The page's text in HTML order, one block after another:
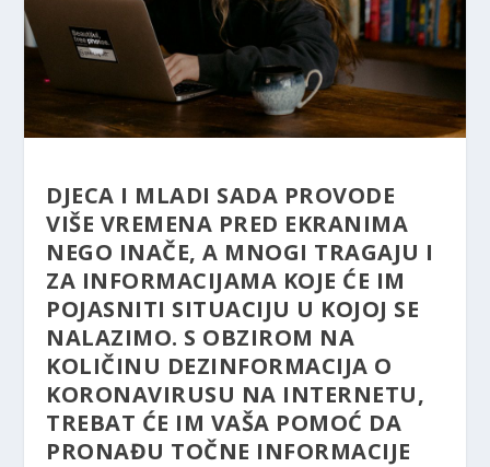
DJECA I MLADI SADA PROVODE
VIŠE VREMENA PRED EKRANIMA
NEGO INAČE, A MNOGI TRAGAJU I
ZA INFORMACIJAMA KOJE ĆE IM
POJASNITI SITUACIJU U KOJOJ SE
NALAZIMO. S OBZIROM NA
KOLIČINU DEZINFORMACIJA O
KORONAVIRUSU NA INTERNETU,
TREBAT ĆE IM VAŠA POMOĆ DA
PRONAĐU TOČNE INFORMACIJE